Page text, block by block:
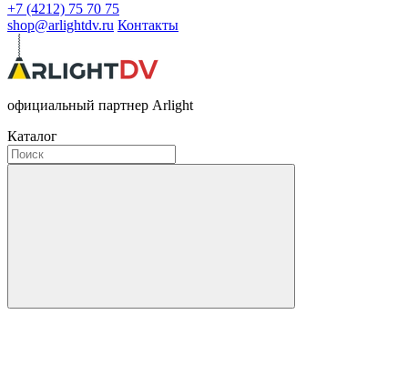
+7 (4212) 75 70 75
shop@arlightdv.ru Контакты
официальный партнер Arlight
Каталог